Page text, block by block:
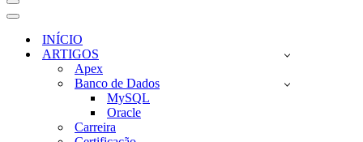
Menu
de
navegação
Menu
navegaçãoINÍCIO
ARTIGOS
Apex
Banco de Dados
MySQL
Oracle
Carreira